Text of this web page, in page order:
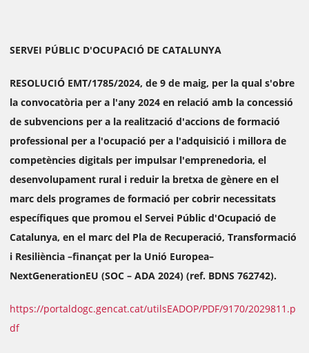
SERVEI PÚBLIC D'OCUPACIÓ DE CATALUNYA
RESOLUCIÓ EMT/1785/2024, de 9 de maig, per la qual s'obre
la convocatòria per a l'any 2024 en relació amb la concessió
de subvencions per a la realització d'accions de formació
professional per a l'ocupació per a l'adquisició i millora de
competències digitals per impulsar l'emprenedoria, el
desenvolupament rural i reduir la bretxa de gènere en el
marc dels programes de formació per cobrir necessitats
específiques que promou el Servei Públic d'Ocupació de
Catalunya, en el marc del Pla de Recuperació, Transformació
i Resiliència –finançat per la Unió Europea–
NextGenerationEU (SOC – ADA 2024) (ref. BDNS 762742).
https://portaldogc.gencat.cat/utilsEADOP/PDF/9170/2029811.p
df